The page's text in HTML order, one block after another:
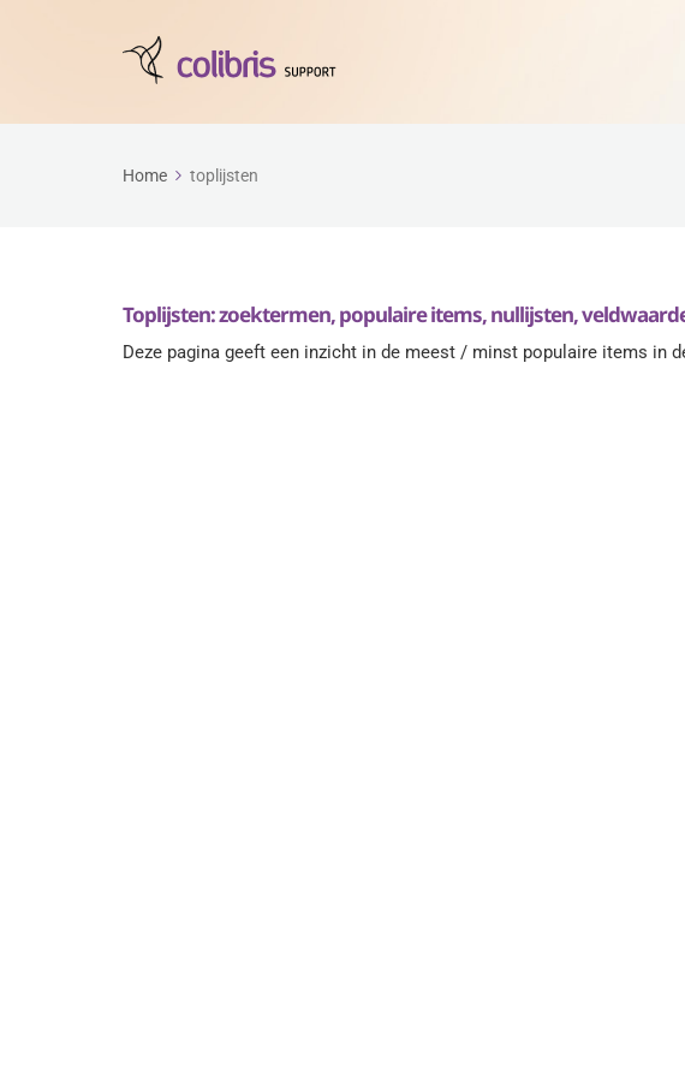
Home toplijsten
Toplijsten: zoektermen, populaire items, nullijsten,
Deze pagina geeft een inzicht in de meest / minst populaire items in